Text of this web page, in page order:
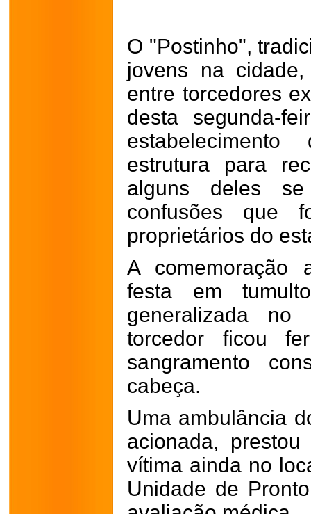
O "Postinho",
jovens na
entre torcedores
desta segunda-
estrutura para
alguns deles
confusões que
proprietários do
A comemoração
festa em
generalizada
torcedor ficou
sangramento
cabeça.
Uma ambulância
acionada,
vítima ainda no
Unidade de